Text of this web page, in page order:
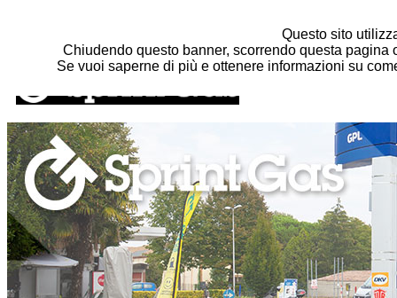
Salta al contenuto principale
Questo sito
Chiudendo questo banner, scorrendo questa
Se vuoi saperne di più e ottenere informazioni su